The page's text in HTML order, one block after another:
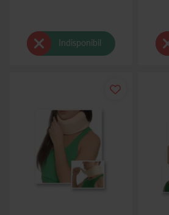
Indisponibil